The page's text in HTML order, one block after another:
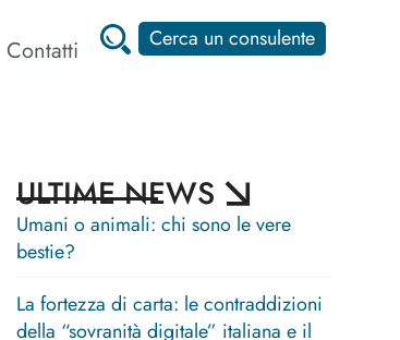
Contatti Cerca un consulente
ULTIME NEWS
Umani o animali: chi sono le vere
bestie?
La fortezza di carta: le contraddizioni
della “sovranità digitale” italiana e il